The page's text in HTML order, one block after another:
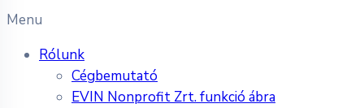
Menu
Rólunk
Cégbemutató
EVIN Nonprofit Zrt. funkció ábra